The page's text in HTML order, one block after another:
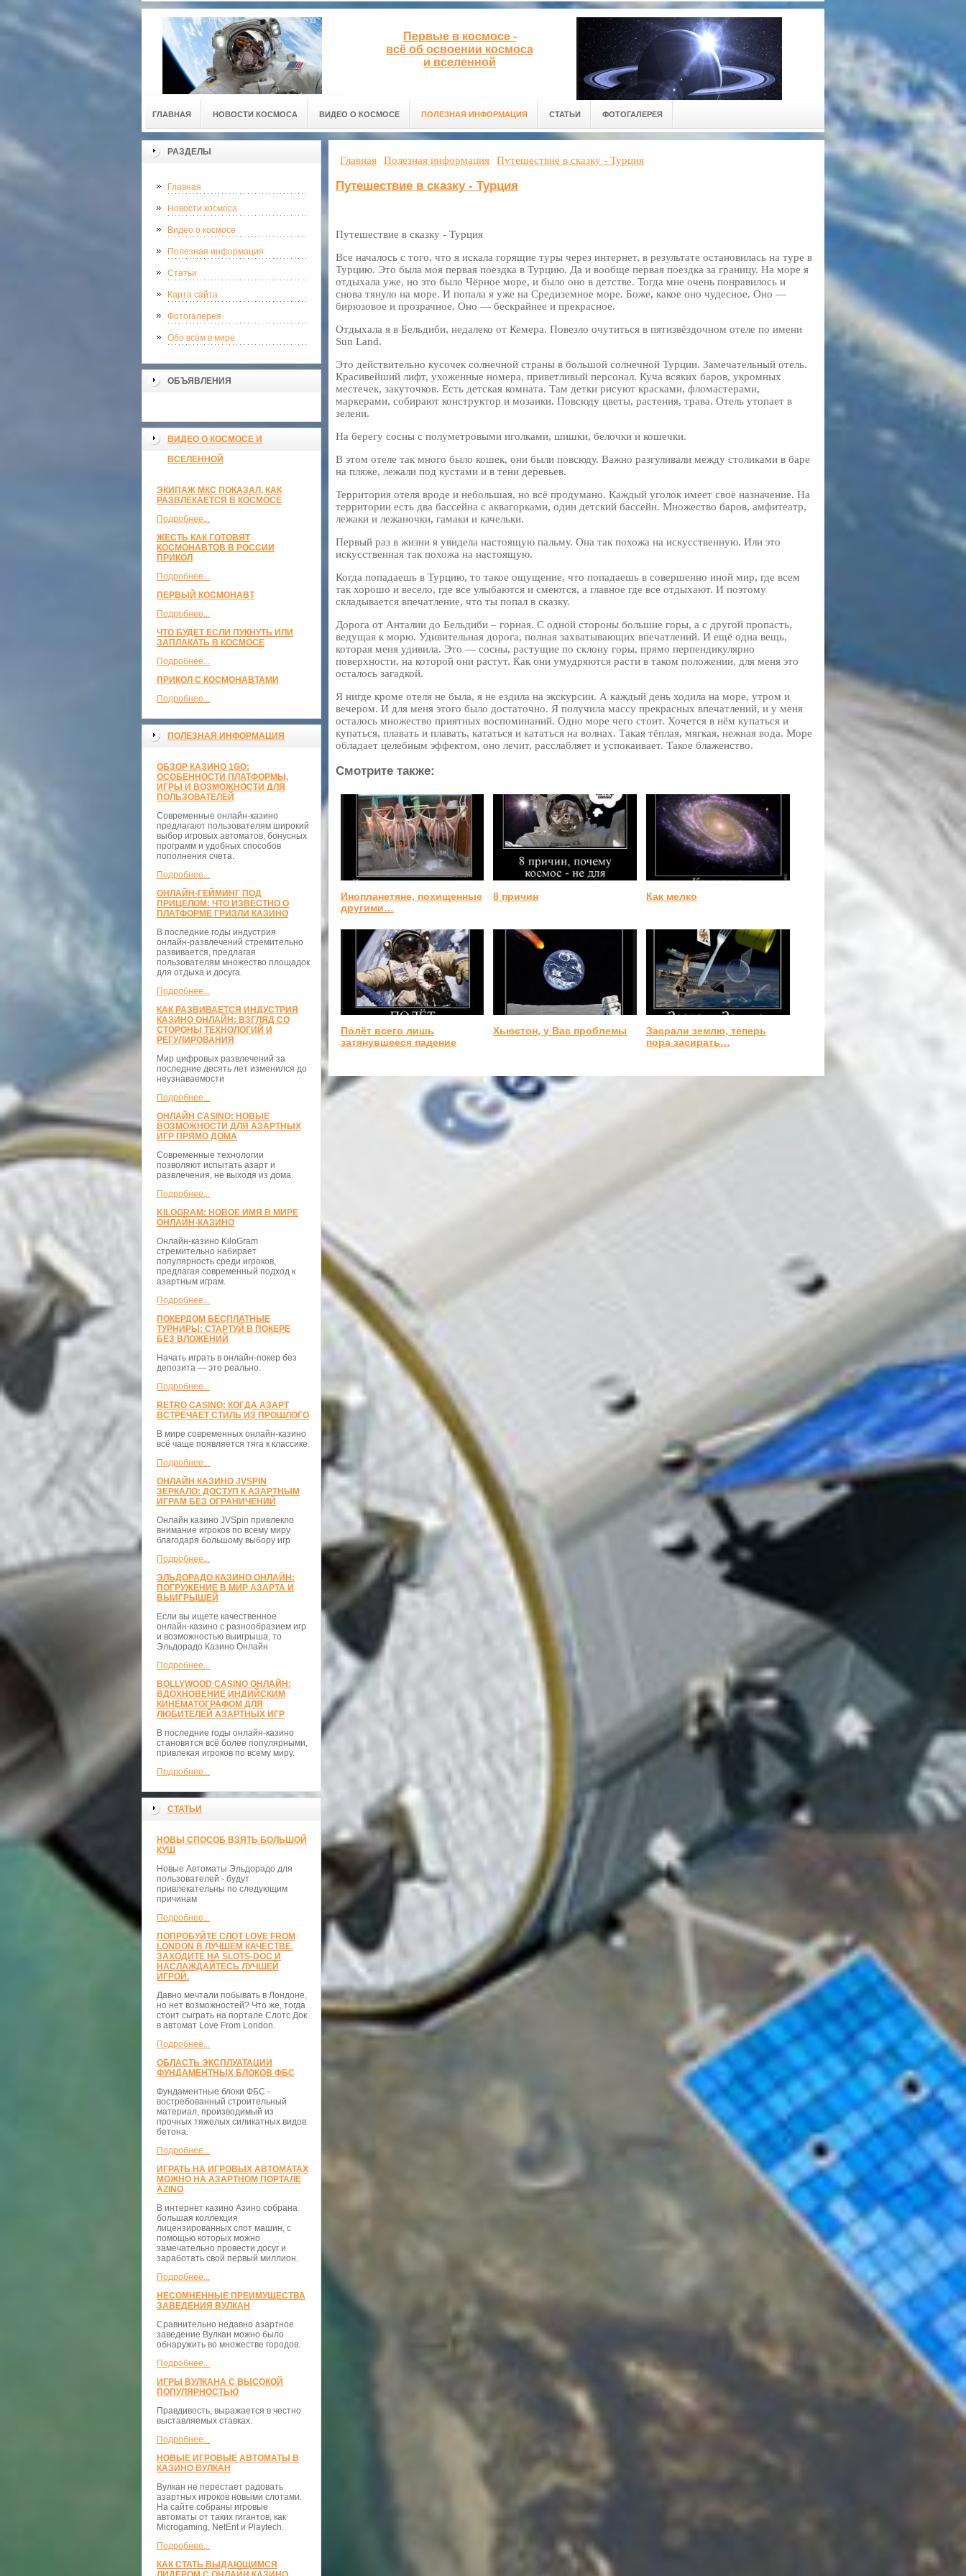
Первые в космосе -
всё об освоении космоса
и вселенной
ГЛАВНАЯ НОВОСТИ КОСМОСА ВИДЕО О КОСМОСЕ ПОЛЕЗНАЯ ИНФОРМАЦИЯ СТАТЬИ ФОТОГАЛЕРЕЯ
РАЗДЕЛЫ
Главная
Новости космоса
Видео о космосе
Полезная информация
Статьи
Карта сайта
Фотогалерея
Обо всём в мире
ОБЪЯВЛЕНИЯ
ВИДЕО О КОСМОСЕ И
ВСЕЛЕННОЙ
ЭКИПАЖ МКС ПОКАЗАЛ, КАК
РАЗВЛЕКАЕТСЯ В КОСМОСЕ
Подробнее...
ЖЕСТЬ КАК ГОТОВЯТ
КОСМОНАВТОВ В РОССИИ
ПРИКОЛ
Подробнее...
ПЕРВЫЙ КОСМОНАВТ
Подробнее...
ЧТО БУДЕТ ЕСЛИ ПУКНУТЬ ИЛИ
ЗАПЛАКАТЬ В КОСМОСЕ
Подробнее...
ПРИКОЛ С КОСМОНАВТАМИ
Подробнее...
ПОЛЕЗНАЯ ИНФОРМАЦИЯ
ОБЗОР КАЗИНО 1GO:
ОСОБЕННОСТИ ПЛАТФОРМЫ,
ИГРЫ И ВОЗМОЖНОСТИ ДЛЯ
ПОЛЬЗОВАТЕЛЕЙ
Современные онлайн-казино
предлагают пользователям широкий
выбор игровых автоматов, бонусных
программ и удобных способов
пополнения счета.
Подробнее...
ОНЛАЙН-ГЕЙМИНГ ПОД
ПРИЦЕЛОМ: ЧТО ИЗВЕСТНО О
ПЛАТФОРМЕ ГРИЗЛИ КАЗИНО
В последние годы индустрия
онлайн-развлечений стремительно
развивается, предлагая
пользователям множество площадок
для отдыха и досуга.
Подробнее...
КАК РАЗВИВАЕТСЯ ИНДУСТРИЯ
КАЗИНО ОНЛАЙН: ВЗГЛЯД СО
СТОРОНЫ ТЕХНОЛОГИЙ И
РЕГУЛИРОВАНИЯ
Мир цифровых развлечений за
последние десять лет изменился до
неузнаваемости
Подробнее...
ОНЛАЙН CASINO: НОВЫЕ
ВОЗМОЖНОСТИ ДЛЯ АЗАРТНЫХ
ИГР ПРЯМО ДОМА
Современные технологии
позволяют испытать азарт и
развлечения, не выходя из дома.
Подробнее...
KILOGRAM: НОВОЕ ИМЯ В МИРЕ
ОНЛАЙН-КАЗИНО
Онлайн-казино KiloGram
стремительно набирает
популярность среди игроков,
предлагая современный подход к
азартным играм.
Подробнее...
ПОКЕРДОМ БЕСПЛАТНЫЕ
ТУРНИРЫ: СТАРТУЙ В ПОКЕРЕ
БЕЗ ВЛОЖЕНИЙ
Начать играть в онлайн-покер без
депозита — это реально.
Подробнее...
RETRO CASINO: КОГДА АЗАРТ
ВСТРЕЧАЕТ СТИЛЬ ИЗ ПРОШЛОГО
В мире современных онлайн-казино
всё чаще появляется тяга к классике.
Подробнее...
ОНЛАЙН КАЗИНО JVSPIN
ЗЕРКАЛО: ДОСТУП К АЗАРТНЫМ
ИГРАМ БЕЗ ОГРАНИЧЕНИЙ
Онлайн казино JVSpin привлекло
внимание игроков по всему миру
благодаря большому выбору игр
Подробнее...
ЭЛЬДОРАДО КАЗИНО ОНЛАЙН:
ПОГРУЖЕНИЕ В МИР АЗАРТА И
ВЫИГРЫШЕЙ
Если вы ищете качественное
онлайн-казино с разнообразием игр
и возможностью выигрыша, то
Эльдорадо Казино Онлайн
Подробнее...
BOLLYWOOD CASINO ОНЛАЙН:
ВДОХНОВЕНИЕ ИНДИЙСКИМ
КИНЕМАТОГРАФОМ ДЛЯ
ЛЮБИТЕЛЕЙ АЗАРТНЫХ ИГР
В последние годы онлайн-казино
становятся всё более популярными,
привлекая игроков по всему миру.
Подробнее...
СТАТЬИ
НОВЫ СПОСОБ ВЗЯТЬ БОЛЬШОЙ
КУШ
Новые Автоматы Эльдорадо для
пользователей - будут
привлекательны по следующим
причинам
Подробнее...
ПОПРОБУЙТЕ СЛОТ LOVE FROM
LONDON В ЛУЧШЕМ КАЧЕСТВЕ.
ЗАХОДИТЕ НА SLOTS-DOC И
НАСЛАЖДАЙТЕСЬ ЛУЧШЕЙ
ИГРОЙ.
Давно мечтали побывать в Лондоне,
но нет возможностей? Что же, тогда
стоит сыграть на портале Слотс Док
в автомат Love From London.
Подробнее...
ОБЛАСТЬ ЭКСПЛУАТАЦИИ
ФУНДАМЕНТНЫХ БЛОКОВ ФБС
Фундаментные блоки ФБС -
востребованный строительный
материал, производимый из
прочных тяжелых силикатных видов
бетона.
Подробнее...
ИГРАТЬ НА ИГРОВЫХ АВТОМАТАХ
МОЖНО НА АЗАРТНОМ ПОРТАЛЕ
AZINO
В интернет казино Азино собрана
большая коллекция
лицензированных слот машин, с
помощью которых можно
замечательно провести досуг и
заработать свой первый миллион.
Подробнее...
НЕСОМНЕННЫЕ ПРЕИМУЩЕСТВА
ЗАВЕДЕНИЯ ВУЛКАН
Сравнительно недавно азартное
заведение Вулкан можно было
обнаружить во множестве городов.
Подробнее...
ИГРЫ ВУЛКАНА С ВЫСОКОЙ
ПОПУЛЯРНОСТЬЮ
Правдивость, выражается в честно
выставляемых ставках.
Подробнее...
НОВЫЕ ИГРОВЫЕ АВТОМАТЫ В
КАЗИНО ВУЛКАН
Вулкан не перестает радовать
азартных игроков новыми слотами.
На сайте собраны игровые
автоматы от таких гигантов, как
Microgaming, NetEnt и Playtech.
Подробнее...
КАК СТАТЬ ВЫДАЮЩИМСЯ
Главная Полезная информация Путешествие в сказку - Турция
Путешествие в сказку - Турция
Путешествие в сказку - Турция
Все началось с того, что я искала горящие туры через интернет, в результате остановилась на туре в
Турцию. Это была моя первая поездка в Турцию. Да и вообще первая поездка за границу. На море я
отдыхала уже, но это было Чёрное море, и было оно в детстве. Тогда мне очень понравилось и
снова тянуло на море. И попала я уже на Средиземное море. Боже, какое оно чудесное. Оно —
бирюзовое и прозрачное. Оно — бескрайнее и прекрасное.
Отдыхала я в Бельдиби, недалеко от Кемера. Повезло очутиться в пятизвёздочном отеле по имени
Sun Land.
Это действительно кусочек солнечной страны в большой солнечной Турции. Замечательный отель.
Красивейший лифт, ухоженные номера, приветливый персонал. Куча всяких баров, укромных
местечек, закуточков. Есть детская комната. Там детки рисуют красками, фломастерами,
маркерами, собирают конструктор и мозаики. Повсюду цветы, растения, трава. Отель утопает в
зелени.
На берегу сосны с полуметровыми иголками, шишки, белочки и кошечки.
В этом отеле так много было кошек, они были повсюду. Важно разгуливали между столиками в баре
на пляже, лежали под кустами и в тени деревьев.
Территория отеля вроде и небольшая, но всё продумано. Каждый уголок имеет своё назначение. На
территории есть два бассейна с аквагорками, один детский бассейн. Множество баров, амфитеатр,
лежаки и лежаночки, гамаки и качельки.
Первый раз в жизни я увидела настоящую пальму. Она так похожа на искусственную. Или это
искусственная так похожа на настоящую.
Когда попадаешь в Турцию, то такое ощущение, что попадаешь в совершенно иной мир, где всем
так хорошо и весело, где все улыбаются и смеются, а главное где все отдыхают. И поэтому
складывается впечатление, что ты попал в сказку.
Дорога от Анталии до Бельдиби – горная. С одной стороны большие горы, а с другой пропасть,
ведущая к морю. Удивительная дорога, полная захватывающих впечатлений. И ещё одна вещь,
которая меня удивила. Это — сосны, растущие по склону горы, прямо перпендикулярно
поверхности, на которой они растут. Как они умудряются расти в таком положении, для меня это
осталось загадкой.
Я нигде кроме отеля не была, я не ездила на экскурсии. А каждый день ходила на море, утром и
вечером. И для меня этого было достаточно. Я получила массу прекрасных впечатлений, и у меня
осталось множество приятных воспоминаний. Одно море чего стоит. Хочется в нём купаться и
купаться, плавать и плавать, кататься и кататься на волнах. Такая тёплая, мягкая, нежная вода. Море
обладает целебным эффектом, оно лечит, расслабляет и успокаивает. Такое блаженство.
Смотрите также:
Инопланетяне, похищенные
другими…
8 причин Как мелко
Полёт всего лишь
затянувшееся падение
Хьюстон, у Вас проблемы
Засрали землю, теперь
пора засирать…